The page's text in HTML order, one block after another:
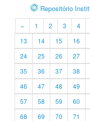
Repositório
« 1 2 3 4
13
14 15 16
24
25 26 27
35
36 37 38
46
47 48 49
57
58 59 60
68
69 70 71